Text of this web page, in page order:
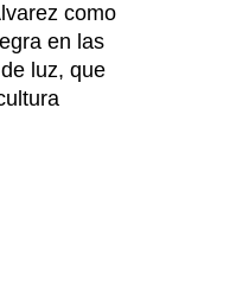
como
en las
luz, que